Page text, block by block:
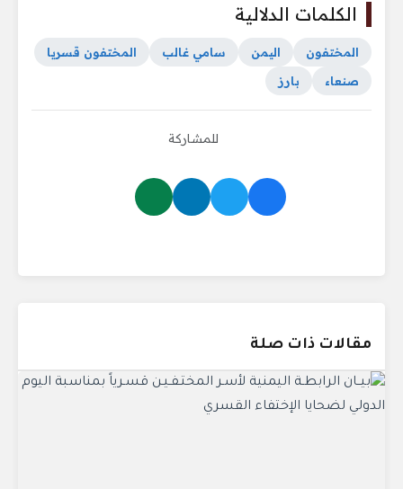
الكلمات الدلالية
المختفون اليمن سامي غالب
المختفون قسريا
صنعاء
بارز
للمشاركة
مقالات ذات صلة